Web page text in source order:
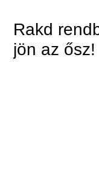
Rakd
jön az ősz!